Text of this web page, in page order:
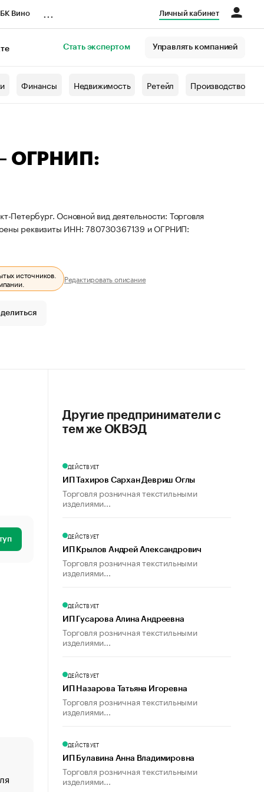
Вино Личный кабинет
Стать экспертом Управлять компанией
Финансы Недвижимость Ретейл Производство
ОГРНИП:
Основной вид деятельности: Торговля
реквизиты ИНН: 780730367139 и ОГРНИП:
источников.
Редактировать описание
«От спорта тело стареет иначе». Как живет глава
Другие предприниматели с
тем же ОКВЭД
ДЕЙСТВУЕТ
ИП Тахиров Сархан Девриш Оглы
Торговля розничная текстильными
изделиями...
ДЕЙСТВУЕТ
ИП Крылов Андрей Александрович
Торговля розничная текстильными
изделиями...
ДЕЙСТВУЕТ
ИП Гусарова Алина Андреевна
Торговля розничная текстильными
изделиями...
ДЕЙСТВУЕТ
ИП Назарова Татьяна Игоревна
Торговля розничная текстильными
изделиями...
ДЕЙСТВУЕТ
ИП Булавина Анна Владимировна
Торговля розничная текстильными
изделиями...